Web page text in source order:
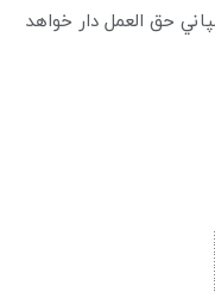
حق العمل دار خواهد